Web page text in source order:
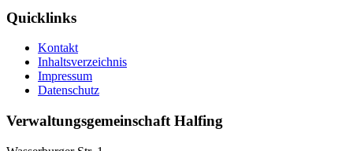
Quicklinks
Kontakt
Inhaltsverzeichnis
Impressum
Datenschutz
Verwaltungsgemeinschaft Halfing